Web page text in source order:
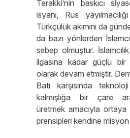
Terakki’nin baskıcı
isyanı, Rus
Türkçülük akımını da
da bazı yönlerden
sebep olmuştur.
ilgasına kadar güçlü bir
olarak devam etmiştir.
Batı karşısında
kalmışlığa bir çare
üretmek amacıyla ortaya
prensipleri kendine